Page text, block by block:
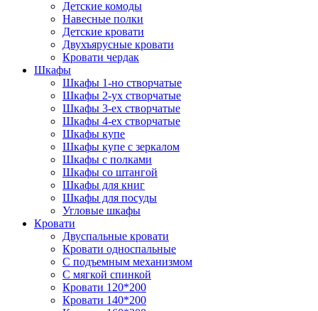
Детские комоды
Навесные полки
Детские кровати
Двухъярусные кровати
Кровати чердак
Шкафы
Шкафы 1-но створчатые
Шкафы 2-ух створчатые
Шкафы 3-ех створчатые
Шкафы 4-ех створчатые
Шкафы купе
Шкафы купе с зеркалом
Шкафы с полками
Шкафы со штангой
Шкафы для книг
Шкафы для посуды
Угловые шкафы
Кровати
Двуспальные кровати
Кровати односпальные
С подъемным механизмом
С мягкой спинкой
Кровати 120*200
Кровати 140*200